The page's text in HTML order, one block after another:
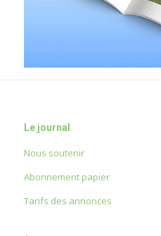
Le journal
Nous soutenir
Abonnement papier
Tarifs des annonces